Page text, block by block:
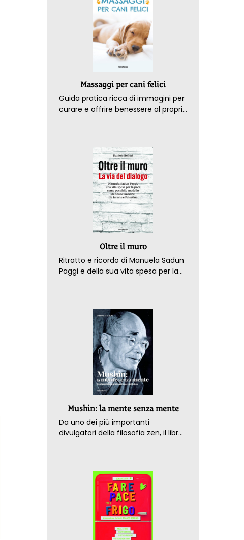
Massaggi per cani felici
Guida pratica ricca di immagini per
curare e offrire benessere al proprio
Oltre il muro
Ritratto e ricordo di Manuela Sadun
Paggi e della sua vita spesa per la
Mushin: la mente senza mente
Da uno dei più importanti
divulgatori della filosofia zen, il libro